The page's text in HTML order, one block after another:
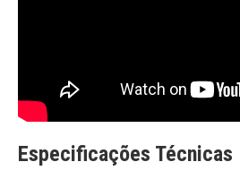
Especificações Técnicas